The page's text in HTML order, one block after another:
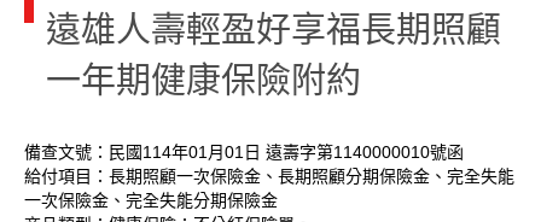
遠雄人壽輕盈好享福長期照顧
一年期健康保險附約
備查文號：民國114年01月01日 遠壽字第1140000010號函
給付項目：長期照顧一次保險金、長期照顧分期保險金、完全失能
一次保險金、完全失能分期保險金